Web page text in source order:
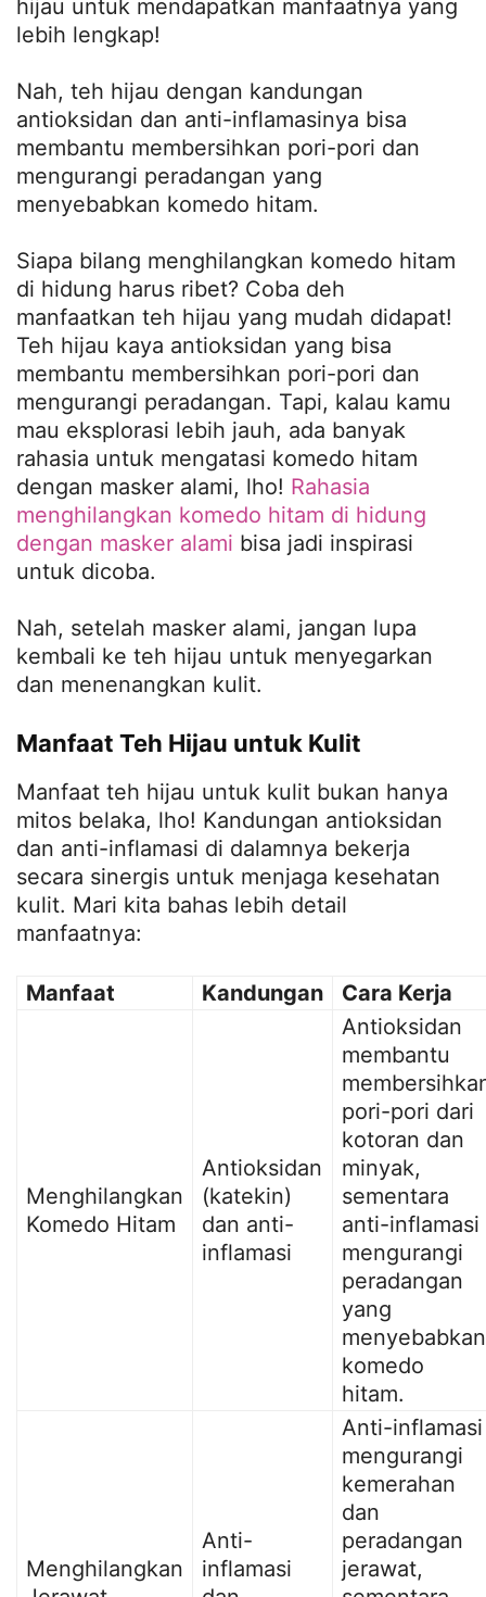
hijau untuk mendapatkan manfaatnya yang
lebih lengkap!
Nah, teh hijau dengan kandungan
antioksidan dan anti-inflamasinya bisa
membantu membersihkan pori-pori dan
mengurangi peradangan yang
menyebabkan komedo hitam.
Siapa bilang menghilangkan komedo hitam
di hidung harus ribet? Coba deh
manfaatkan teh hijau yang mudah didapat!
Teh hijau kaya antioksidan yang bisa
membantu membersihkan pori-pori dan
mengurangi peradangan. Tapi, kalau kamu
mau eksplorasi lebih jauh, ada banyak
rahasia untuk mengatasi komedo hitam
dengan masker alami, lho! Rahasia
menghilangkan komedo hitam di hidung
dengan masker alami bisa jadi inspirasi
untuk dicoba.
Nah, setelah masker alami, jangan lupa
kembali ke teh hijau untuk menyegarkan
dan menenangkan kulit.
Manfaat Teh Hijau untuk Kulit
Manfaat teh hijau untuk kulit bukan hanya
mitos belaka, lho! Kandungan antioksidan
dan anti-inflamasi di dalamnya bekerja
secara sinergis untuk menjaga kesehatan
kulit. Mari kita bahas lebih detail
manfaatnya:
Manfaat Kandungan Cara Kerja
Menghilangkan
Komedo Hitam
Antioksidan
(katekin)
dan anti-
inflamasi
Antioksidan
membantu
pori-pori dari
kotoran dan
minyak,
sementara
anti-inflamasi
mengurangi
peradangan
yang
menyebabkan
komedo
hitam.
Menghilangkan
Anti-
inflamasi
Anti-inflamasi
mengurangi
kemerahan
dan
peradangan
jerawat,